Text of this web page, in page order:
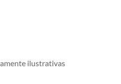
ilustrativas